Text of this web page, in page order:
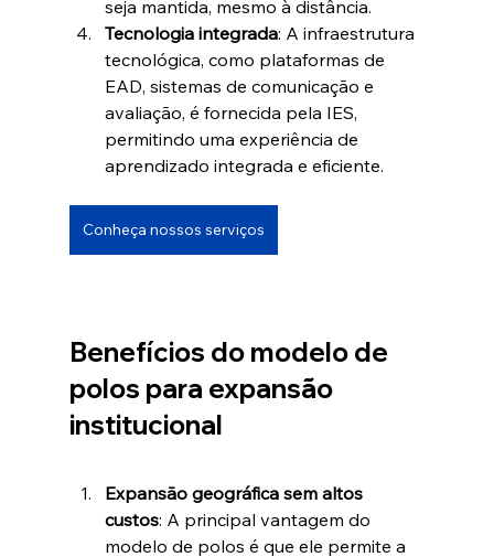
seja mantida, mesmo à distância.
Tecnologia integrada: A infraestrutura
tecnológica, como plataformas de
EAD, sistemas de comunicação e
avaliação, é fornecida pela IES,
permitindo uma experiência de
aprendizado integrada e eficiente.
Conheça nossos serviços
Benefícios do modelo de
polos para expansão
institucional
Expansão geográfica sem altos
custos: A principal vantagem do
modelo de polos é que ele permite a